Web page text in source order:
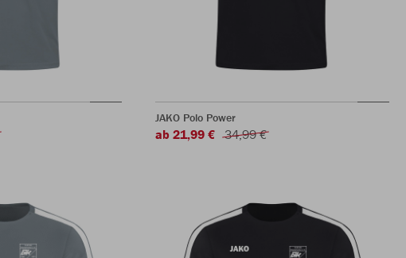
JAKO Polo Power
ab 21,99 € 34,99 €